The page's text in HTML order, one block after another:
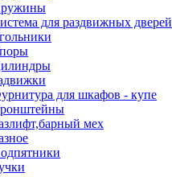
для раздвижных дверей
для шкафов - купе
мех